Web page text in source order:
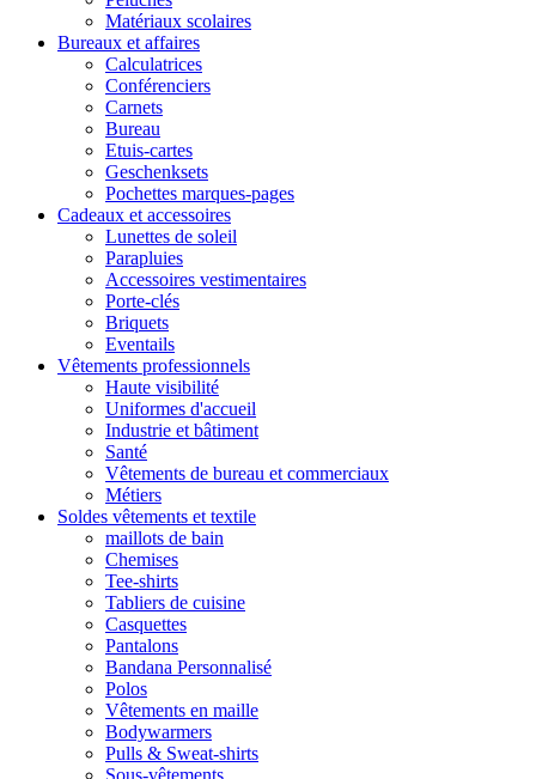
Matériaux scolaires
Bureaux et affaires
Calculatrices
Conférenciers
Carnets
Bureau
Etuis-cartes
Geschenksets
Pochettes marques-pages
Cadeaux et accessoires
Lunettes de soleil
Parapluies
Accessoires vestimentaires
Porte-clés
Briquets
Eventails
Vêtements professionnels
Haute visibilité
Uniformes d'accueil
Industrie et bâtiment
Santé
Vêtements de bureau et commerciaux
Métiers
Soldes vêtements et textile
maillots de bain
Chemises
Tee-shirts
Tabliers de cuisine
Casquettes
Pantalons
Bandana Personnalisé
Polos
Vêtements en maille
Bodywarmers
Pulls & Sweat-shirts